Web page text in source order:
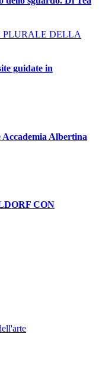
PLURALE DELLA
guidate in
Albertina
CON